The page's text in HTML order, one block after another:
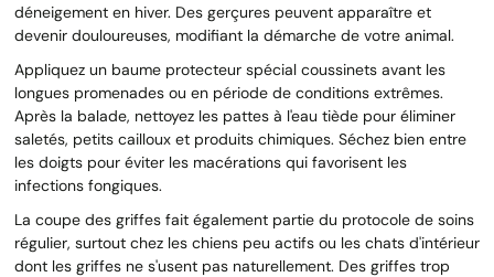
déneigement en hiver. Des gerçures peuvent apparaître et
devenir douloureuses, modifiant la démarche de votre animal.
Appliquez un baume protecteur spécial coussinets avant les
longues promenades ou en période de conditions extrêmes.
Après la balade, nettoyez les pattes à l'eau tiède pour éliminer
saletés, petits cailloux et produits chimiques. Séchez bien entre
les doigts pour éviter les macérations qui favorisent les
infections fongiques.
La coupe des griffes fait également partie du protocole de soins
régulier, surtout chez les chiens peu actifs ou les chats d'intérieur
dont les griffes ne s'usent pas naturellement. Des griffes trop